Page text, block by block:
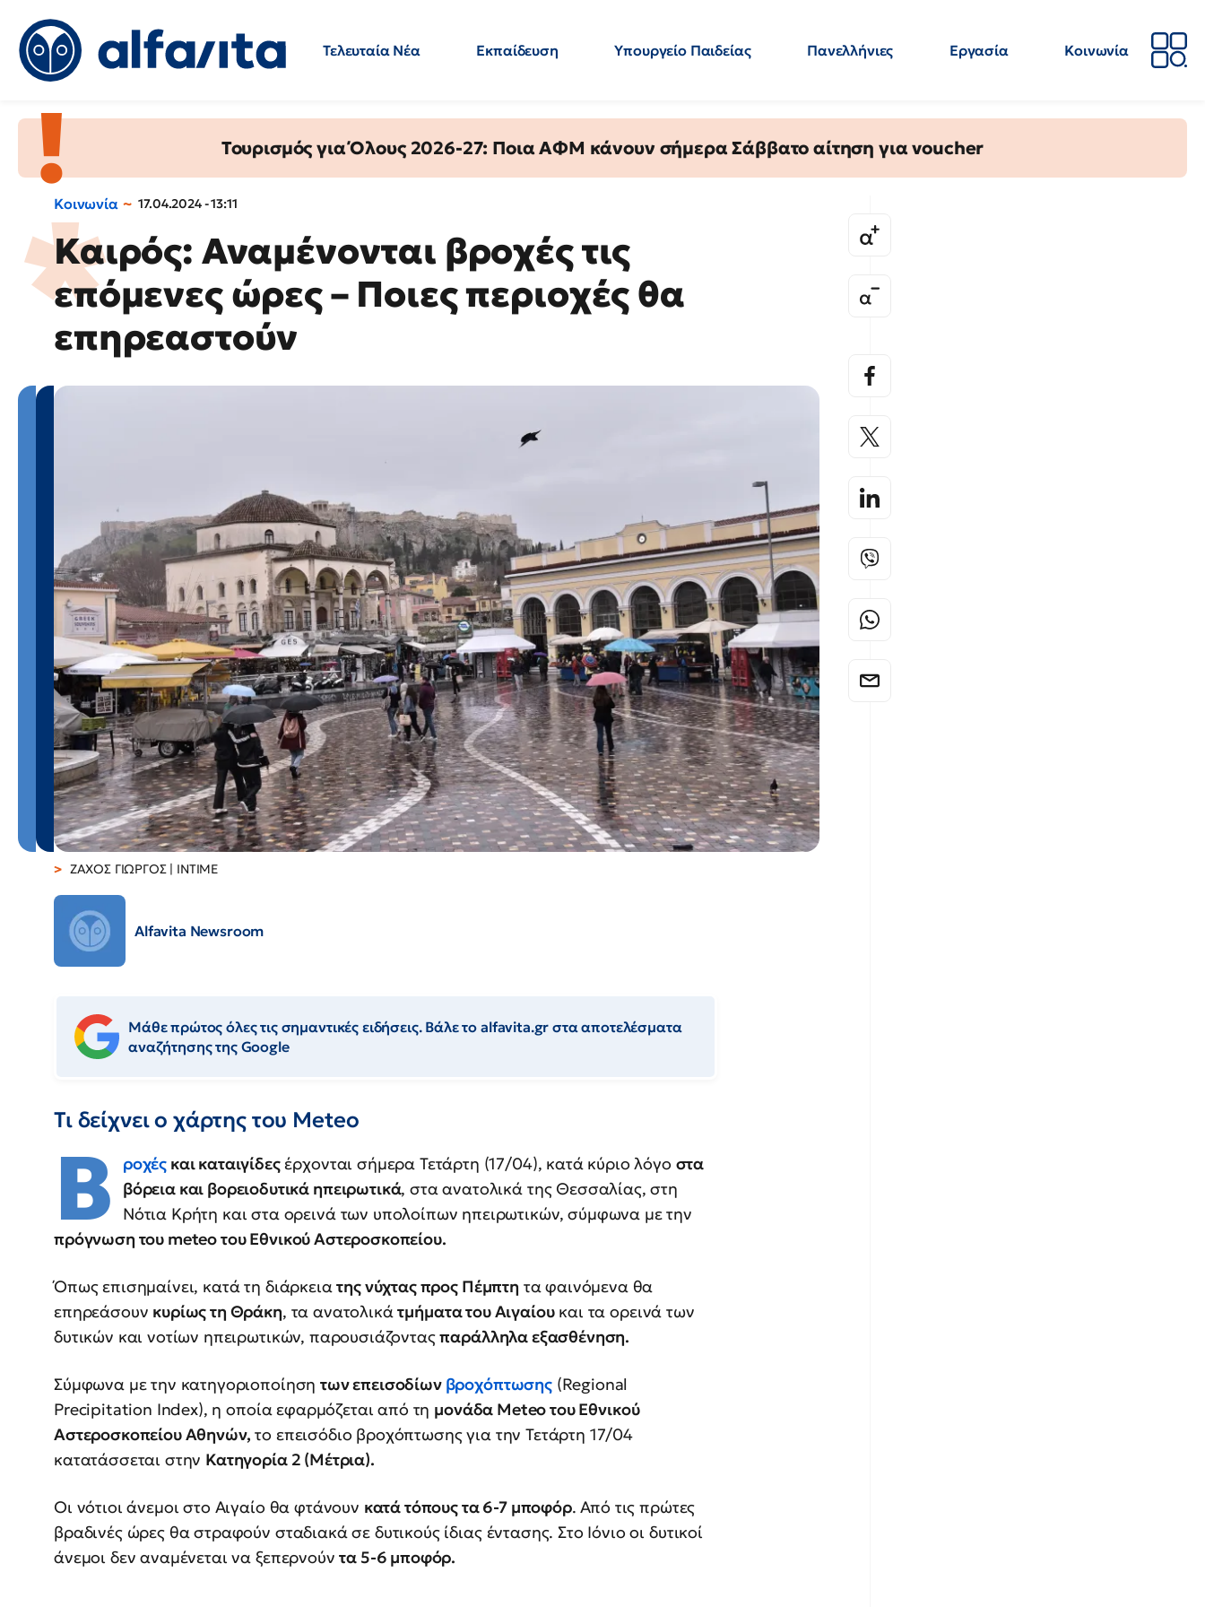
Τελευταία Νέα Εκπαίδευση Υπουργείο Παιδείας Πανελλήνιες Εργασία
Κοινωνία
Τουρισμός για Όλους 2026-27: Ποια ΑΦΜ κάνουν σήμερα Σάββατο αίτηση για voucher
Κοινωνία 17.04.2024 - 13:11
Καιρός: Αναμένονται βροχές τις
επόμενες ώρες – Ποιες περιοχές θα
επηρεαστούν
ΖΑΧΟΣ ΓΙΩΡΓΟΣ | INTIME
Alfavita Newsroom
Μάθε πρώτος όλες τις σημαντικές ειδήσεις. Βάλε το alfavita.gr στα αποτελέσματα
αναζήτησης της Google
Τι δείχνει ο χάρτης του Meteo
Β ροχές και καταιγίδεςέρχονται σήμερα Τετάρτη (17/04), κατά κύριο λόγο στα
βόρεια και βορειοδυτικά ηπειρωτικά, στα ανατολικά της Θεσσαλίας, στη
Νότια Κρήτη και στα ορεινά των υπολοίπων ηπειρωτικών, σύμφωνα με την
πρόγνωση του meteo του Εθνικού Αστεροσκοπείου.
Όπως επισημαίνει, κατά τη διάρκειατης νύχτας προς Πέμπτη τα φαινόμενα θα
επηρεάσουν κυρίως τη Θράκη, τα ανατολικάτμήματα του Αιγαίουκαι τα ορεινά των
δυτικών και νοτίων ηπειρωτικών, παρουσιάζονταςπαράλληλα εξασθένηση.
Σύμφωνα με την κατηγοριοποίησητων επεισοδίωνβροχόπτωσης(Regional
Precipitation Index), η οποία εφαρμόζεται από τη μονάδα Meteo του Εθνικού
Αστεροσκοπείου Αθηνών, το επεισόδιο βροχόπτωσης για την Τετάρτη 17/04
κατατάσσεται στην Κατηγορία 2 (Μέτρια).
Οι νότιοι άνεμοι στο Αιγαίο θα φτάνουν κατά τόπους τα 6-7 μποφόρ. Από τις πρώτες
βραδινές ώρες θα στραφούν σταδιακά σε δυτικούς ίδιας έντασης. Στο Ιόνιο οι δυτικοί
άνεμοι δεν αναμένεται να ξεπερνούντα 5-6 μποφόρ.